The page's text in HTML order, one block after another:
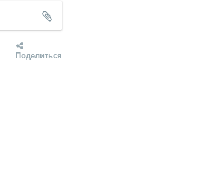
Поделиться